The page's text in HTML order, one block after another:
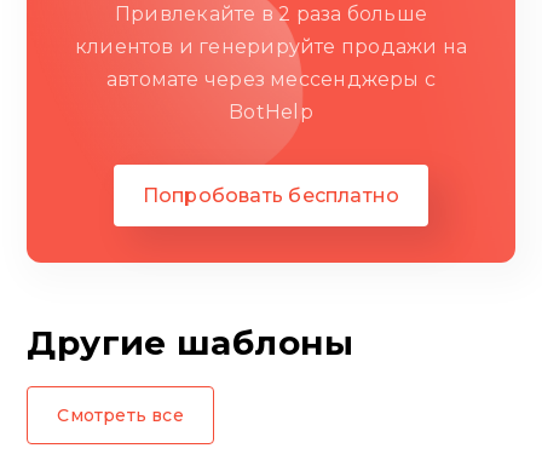
Привлекайте в 2 раза больше
клиентов и генерируйте продажи на
автомате через мессенджеры c
BotHelp
Попробовать бесплатно
Другие шаблоны
Смотреть все